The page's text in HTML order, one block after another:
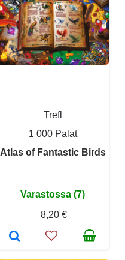
Trefl
1 000 Palat
Atlas of Fantastic Birds
Varastossa (7)
8,20 €